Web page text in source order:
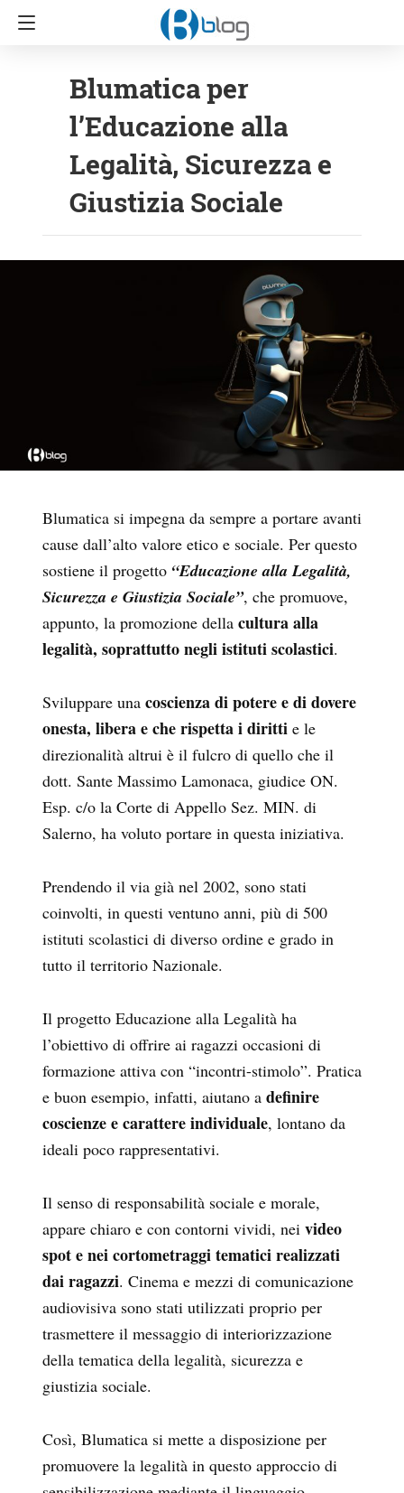
Blumatica per
l’Educazione alla
Legalità, Sicurezza e
Giustizia Sociale
Blumatica si impegna da sempre a portare avanti
cause dall’alto valore etico e sociale. Per questo
sostiene il progetto “Educazione alla Legalità,
Sicurezza e Giustizia Sociale”, che promuove,
appunto, la promozione della cultura alla
legalità, soprattutto negli istituti scolastici.
Sviluppare una coscienza di potere e di dovere
onesta, libera e che rispetta i diritti e le
direzionalità altrui è il fulcro di quello che il
dott. Sante Massimo Lamonaca, giudice ON.
Esp. c/o la Corte di Appello Sez. MIN. di
Salerno, ha voluto portare in questa iniziativa.
Prendendo il via già nel 2002, sono stati
coinvolti, in questi ventuno anni, più di 500
istituti scolastici di diverso ordine e grado in
tutto il territorio Nazionale.
Il progetto Educazione alla Legalità ha
l’obiettivo di offrire ai ragazzi occasioni di
formazione attiva con “incontri-stimolo”. Pratica
e buon esempio, infatti, aiutano a definire
coscienze e carattere individuale, lontano da
ideali poco rappresentativi.
Il senso di responsabilità sociale e morale,
appare chiaro e con contorni vividi, nei video
spot e nei cortometraggi tematici realizzati
dai ragazzi. Cinema e mezzi di comunicazione
audiovisiva sono stati utilizzati proprio per
trasmettere il messaggio di interiorizzazione
della tematica della legalità, sicurezza e
giustizia sociale.
Così, Blumatica si mette a disposizione per
promuovere la legalità in questo approccio di